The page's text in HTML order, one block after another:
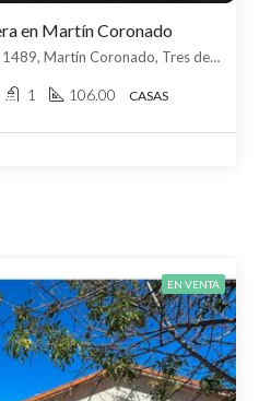
en Martín Coronado
Bernardo de Monteagudo 1489, Martín Coronado, Tres de febrero
1 106.00 CASAS
EN VENTA